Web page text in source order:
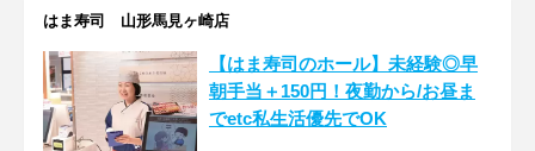
はま寿司 山形馬見ヶ崎店
【はま寿司のホール】未経験◎早
朝手当＋150円！夜勤から/お昼ま
でetc私生活優先でOK